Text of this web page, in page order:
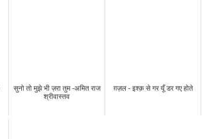
सुनो तो मुझे भी ज़रा तुम -अमित राज
श्रीवास्तव
ग़ज़ल - इश्क़ से गर यूँ डर गए होते